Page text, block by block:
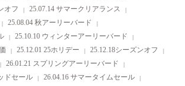
オフ
25.07.14 サマークリアランス
25.08.04 秋アーリーバード
25.10.10 ウィンターアーリーバード
25.12.01 25ホリデー
25.12.18シーズンオフ
26.01.21 スプリングアーリーバード
ドセール
26.04.16 サマータイムセール